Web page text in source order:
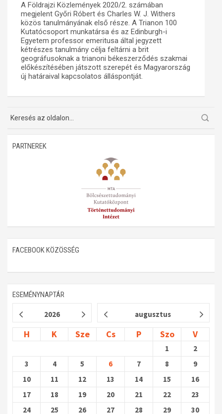
A Földrajzi Közlemények 2020/2. számában
megjelent Győri Róbert és Charles W. J. Withers
közös tanulmányának első része. A Trianon 100
Kutatócsoport munkatársa és az Edinburgh-i
Egyetem professor emeritusa által jegyzett
kétrészes tanulmány célja feltárni a brit
geográfusoknak a trianoni békeszerződés szakmai
előkészítésében játszott szerepét és Magyarország
új határaival kapcsolatos álláspontját.
PARTNEREK
FACEBOOK KÖZÖSSÉG
ESEMÉNYNAPTÁR
2026 augusztus
H K Sze Cs P Szo V
1
2
3
4 5 6 7 8
9
10
11 12 13 14 15
16
17
18 19 20 21 22
23
24
25 26 27 28 29 30